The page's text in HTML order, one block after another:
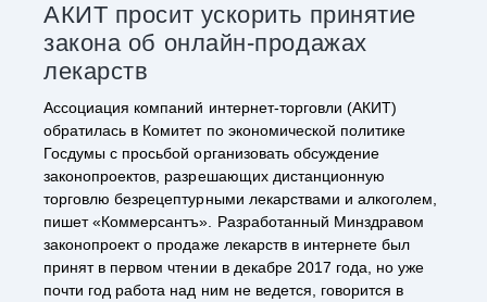
Контакты
Справочники
Калькуляторы и шкалы
АКИТ просит ускорить принятие
закона об онлайн-продажах
лекарств
Ассоциация компаний интернет-торговли (АКИТ)
обратилась в Комитет по экономической политике
Госдумы с просьбой организовать обсуждение
законопроектов, разрешающих дистанционную
торговлю безрецептурными лекарствами и алкоголем,
пишет «Коммерсантъ». Разработанный Минздравом
законопроект о продаже лекарств в интернете был
принят в первом чтении в декабре 2017 года, но уже
почти год работа над ним не ведется, говорится в